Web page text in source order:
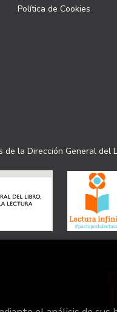
Política de Cookies
la Dirección General del